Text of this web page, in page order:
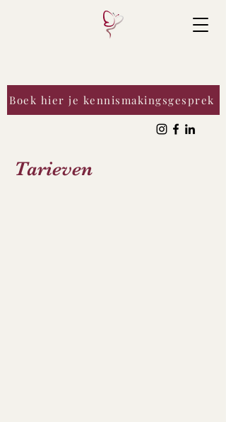
Boek hier je kennismakingsgesprek
Tarieven